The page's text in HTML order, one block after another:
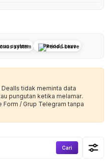
system Period Leave
tidak meminta data
pungutan ketika melamar.
/ Grup Telegram tanpa
Cari